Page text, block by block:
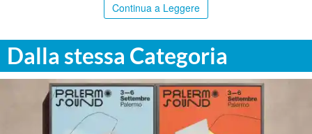
Continua a Leggere
Dalla stessa Categoria